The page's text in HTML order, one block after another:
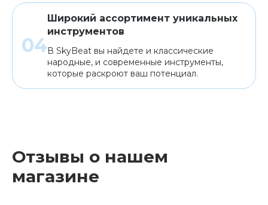
Широкий ассортимент уникальных
инструментов
В SkyBeat вы найдете и классические
народные, и современные инструменты,
которые раскроют ваш потенциал.
Отзывы о нашем
магазине